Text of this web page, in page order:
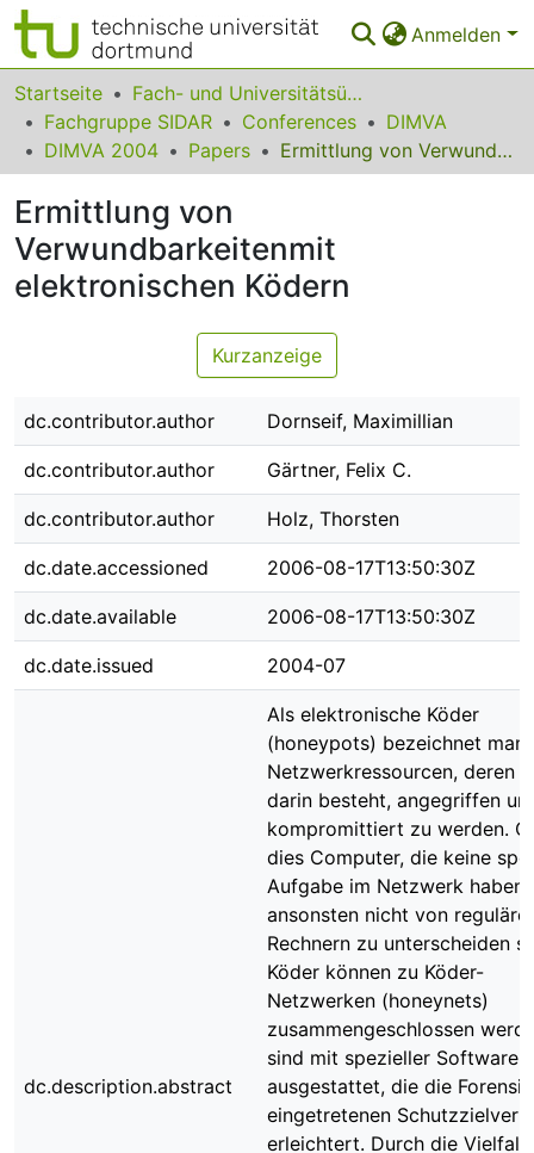
Anmelden
Bereiche & Sammlungen
Das gesamte Repositorium
FAQ
Leitlinien
Zurück zur Startseite
Startseite
Fach- und Universitätsübergreifendes
Fachgruppe SIDAR
Conferences
DIMVA
DIMVA 2004
Papers Ermittlung von Verwundbarkeitenmit elektronischen Ködern
Ermittlung von
Verwundbarkeitenmit
elektronischen Ködern
Kurzanzeige
dc.contributor.author Dornseif, Maximillian
dc.contributor.author Gärtner, Felix C.
dc.contributor.author Holz, Thorsten
dc.date.accessioned 2006-08-17T13:50:30Z
dc.date.available 2006-08-17T13:50:30Z
dc.date.issued 2004-07
dc.description.abstract
Als elektronische Köder
(honeypots) bezeichnet man
Netzwerkressourcen, deren
darin besteht, angegriffen
kompromittiert zu werden.
dies Computer, die keine
Aufgabe im Netzwerk haben,
ansonsten nicht von
Rechnern zu unterscheiden
Köder können zu Köder-
Netzwerken (honeynets)
zusammengeschlossen
sind mit spezieller Software
ausgestattet, die die
eingetretenen
erleichtert. Durch die Vielfalt